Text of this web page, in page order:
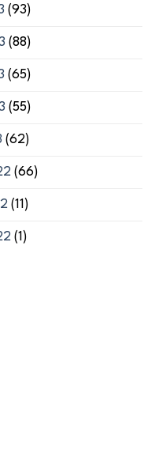
(93)
(88)
(65)
(55)
(62)
(66)
(11)
(1)